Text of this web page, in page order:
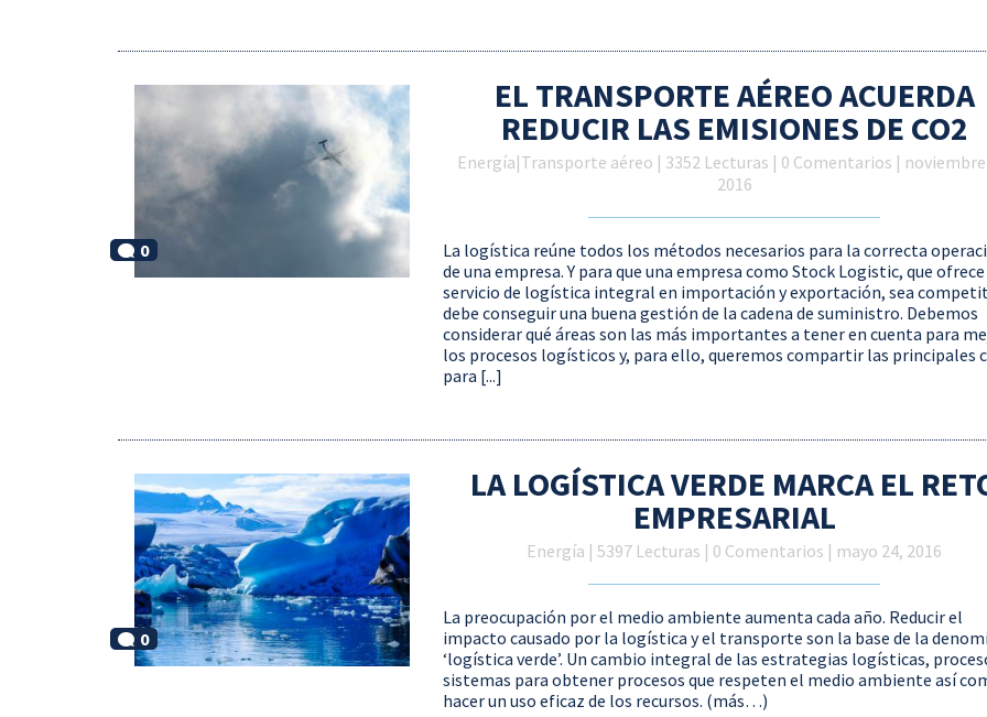
0
EL TRANSPORTE AÉREO ACUERDA
REDUCIR LAS EMISIONES DE CO2
Energía|Transporte aéreo | 3352 Lecturas | 0 Comentarios | noviembre
2016
La logística reúne todos los métodos necesarios para la correcta
de una empresa. Y para que una empresa como Stock Logistic, que
servicio de logística integral en importación y exportación, sea
debe conseguir una buena gestión de la cadena de suministro. Debemos
considerar qué áreas son las más importantes a tener en cuenta para
los procesos logísticos y, para ello, queremos compartir las principales
para [...]
0
LA LOGÍSTICA VERDE MARCA EL
EMPRESARIAL
Energía | 5397 Lecturas | 0 Comentarios | mayo 24, 2016
La preocupación por el medio ambiente aumenta cada año. Reducir el
impacto causado por la logística y el transporte son la base de la
‘logística verde’. Un cambio integral de las estrategias logísticas,
sistemas para obtener procesos que respeten el medio ambiente así
hacer un uso eficaz de los recursos. (más…)